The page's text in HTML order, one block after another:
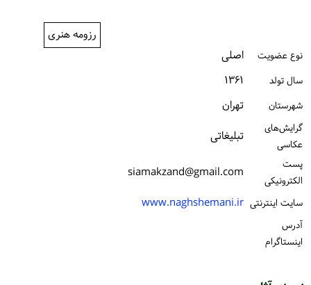
رزومه هنری
نوع عضویت اصلی
سال تولد ۱۳۶۱
شهرستان تهران
گرایش‌های
عکاسی
تبلیغاتی
پست
الكترونیكی
siamakzand@gmail.com
سایت اینترنتی www.naghshemani.ir
آدرس
اینستاگرام